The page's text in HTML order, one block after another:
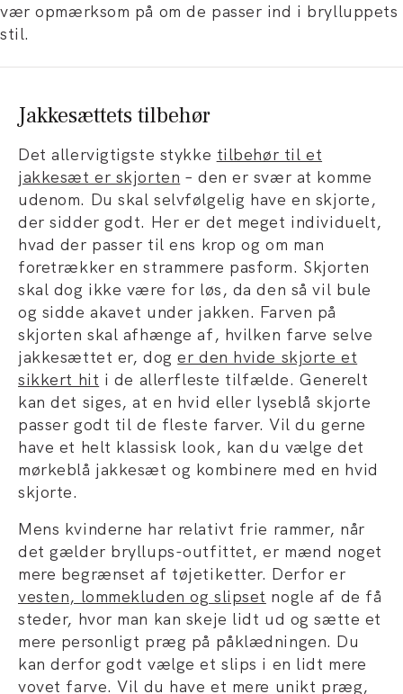
vær opmærksom på om de passer ind i brylluppets
stil.
Jakkesættets tilbehør
Det allervigtigste stykke tilbehør til et
jakkesæt er skjorten – den er svær at komme
udenom. Du skal selvfølgelig have en skjorte,
der sidder godt. Her er det meget individuelt,
hvad der passer til ens krop og om man
foretrækker en strammere pasform. Skjorten
skal dog ikke være for løs, da den så vil bule
og sidde akavet under jakken. Farven på
skjorten skal afhænge af, hvilken farve selve
jakkesættet er, doger den hvide skjorte et
sikkert hit i de allerfleste tilfælde. Generelt
kan det siges, at en hvid eller lyseblå skjorte
passer godt til de fleste farver. Vil du gerne
have et helt klassisk look, kan du vælge det
mørkeblå jakkesæt og kombinere med en hvid
skjorte.
Mens kvinderne har relativt frie rammer, når
det gælder bryllups-outfittet, er mænd noget
mere begrænset af tøjetiketter. Derfor er
vesten, lommekluden og slipset nogle af de få
steder, hvor man kan skeje lidt ud og sætte et
mere personligt præg på påklædningen. Du
kan derfor godt vælge et slips i en lidt mere
vovet farve. Vil du have et mere unikt præg,